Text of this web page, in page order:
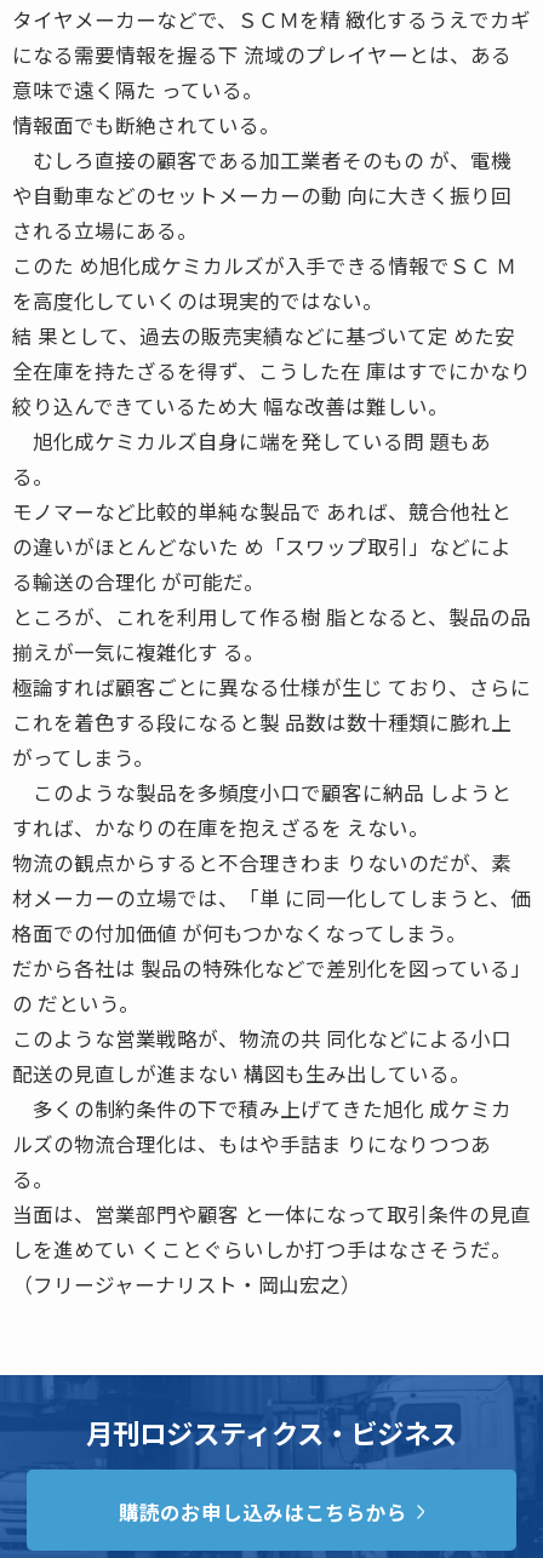
タイヤメーカーなどで、ＳＣＭを精 緻化するうえでカギ
になる需要情報を握る下 流域のプレイヤーとは、ある
意味で遠く隔た っている。
情報面でも断絶されている。
むしろ直接の顧客である加工業者そのもの が、電機
や自動車などのセットメーカーの動 向に大きく振り回
される立場にある。
このた め旭化成ケミカルズが入手できる情報でＳＣ Ｍ
を高度化していくのは現実的ではない。
結 果として、過去の販売実績などに基づいて定 めた安
全在庫を持たざるを得ず、こうした在 庫はすでにかなり
絞り込んできているため大 幅な改善は難しい。
旭化成ケミカルズ自身に端を発している問 題もあ
る。
モノマーなど比較的単純な製品で あれば、競合他社と
の違いがほとんどないた め「スワップ取引」などによ
る輸送の合理化 が可能だ。
ところが、これを利用して作る樹 脂となると、製品の品
揃えが一気に複雑化す る。
極論すれば顧客ごとに異なる仕様が生じ ており、さらに
これを着色する段になると製 品数は数十種類に膨れ上
がってしまう。
このような製品を多頻度小口で顧客に納品 しようと
すれば、かなりの在庫を抱えざるを えない。
物流の観点からすると不合理きわま りないのだが、素
材メーカーの立場では、「単 に同一化してしまうと、価
格面での付加価値 が何もつかなくなってしまう。
だから各社は 製品の特殊化などで差別化を図っている」
の だという。
このような営業戦略が、物流の共 同化などによる小口
配送の見直しが進まない 構図も生み出している。
多くの制約条件の下で積み上げてきた旭化 成ケミカ
ルズの物流合理化は、もはや手詰ま りになりつつあ
る。
当面は、営業部門や顧客 と一体になって取引条件の見直
しを進めてい くことぐらいしか打つ手はなさそうだ。
（フリージャーナリスト・岡山宏之）
月刊ロジスティクス・ビジネス
購読のお申し込みはこちらから